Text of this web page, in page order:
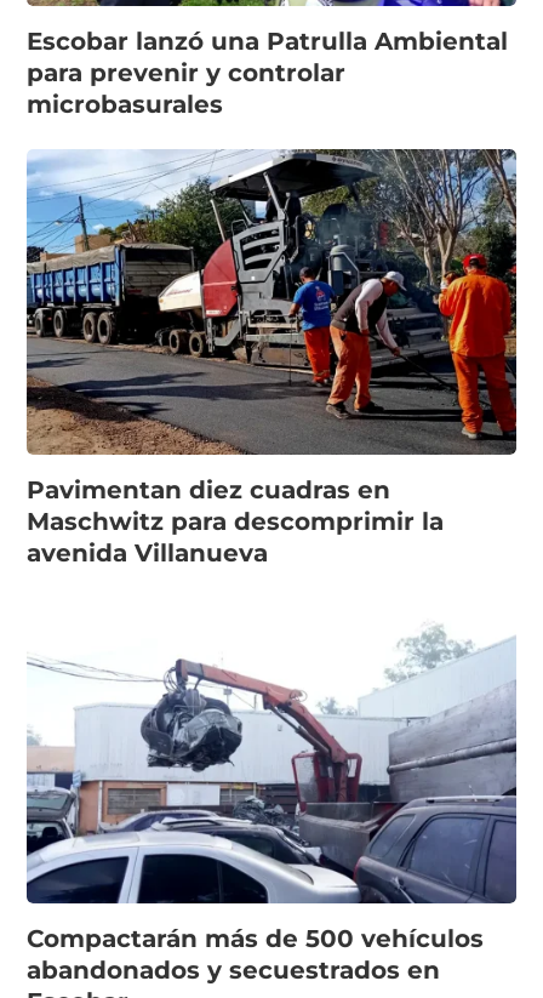
Escobar lanzó una Patrulla Ambiental
para prevenir y controlar
microbasurales
Pavimentan diez cuadras en
Maschwitz para descomprimir la
avenida Villanueva
Compactarán más de 500 vehículos
abandonados y secuestrados en